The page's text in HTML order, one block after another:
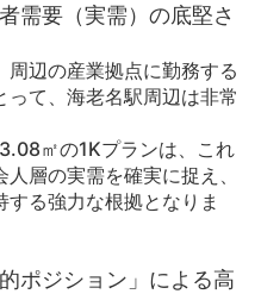
需要（実需）の底堅さ
周辺の産業拠点に勤務する
って、海老名駅周辺は非常
㎡の1Kプランは、これ
層の実需を確実に捉え、
る強力な根拠となりま
ポジション」による高